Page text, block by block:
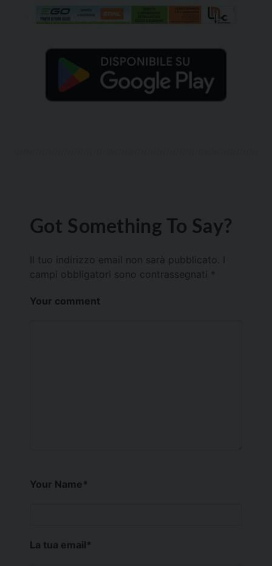
Got Something To Say?
Il tuo indirizzo email non sarà pubblicato.
campi obbligatori sono contrassegnati *
Your comment
Your Name*
La tua email*